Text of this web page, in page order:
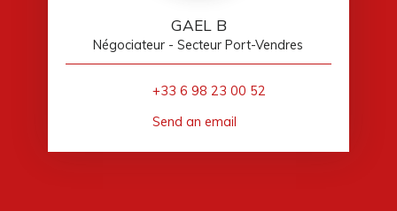
GAEL B
Négociateur - Secteur Port-Vendres
+33 6 98 23 00 52
Send an email